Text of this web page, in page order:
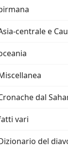
centrale e
dal
vari
del